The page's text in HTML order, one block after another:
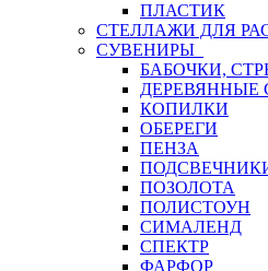
ПЛАСТИК
СТЕЛЛАЖИ ДЛЯ
СУВЕНИРЫ
БАБОЧКИ,
ДЕРЕВЯННЫЕ
КОПИЛКИ
ОБЕРЕГИ
ПЕНЗА
ПОЗОЛОТА
ПОЛИСТОУН
СИМАЛЕНД
СПЕКТР
ФАРФОР